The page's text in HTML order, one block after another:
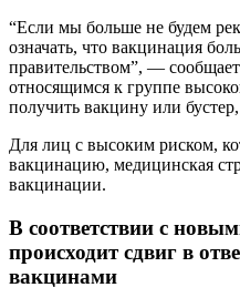
“Если мы больше не будем
означать, что вакцинация
правительством”, —
относящимся к группе
получить вакцину или бустер,
Для лиц с высоким риском,
вакцинацию, медицинская
вакцинации.
В соответствии с
происходит сдвиг в
вакцинами